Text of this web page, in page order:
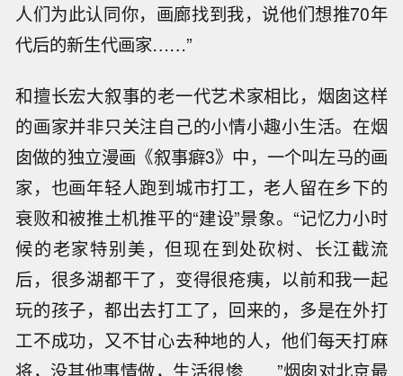
人们为此认同你，画廊找到我，说他们想推70年
代后的新生代画家……”
和擅长宏大叙事的老一代艺术家相比，烟囱这样
的画家并非只关注自己的小情小趣小生活。在烟
囱做的独立漫画《叙事癖3》中，一个叫左马的画
家，也画年轻人跑到城市打工，老人留在乡下的
衰败和被推土机推平的“建设”景象。“记忆力小时
候的老家特别美，但现在到处砍树、长江截流
后，很多湖都干了，变得很疮痍，以前和我一起
玩的孩子，都出去打工了，回来的，多是在外打
工不成功，又不甘心去种地的人，他们每天打麻
将，没其他事情做，生活很惨……”烟囱对北京最